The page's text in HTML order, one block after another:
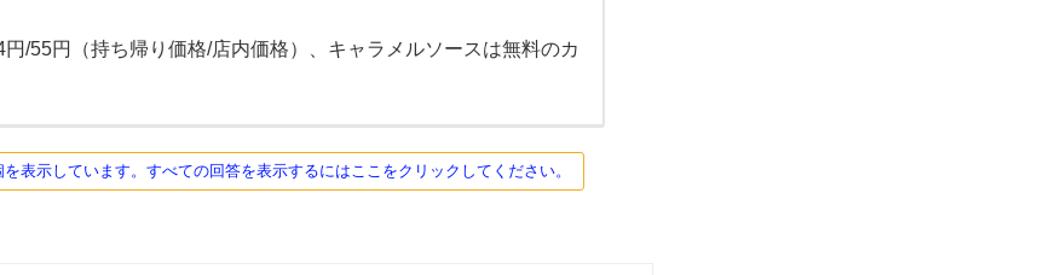
/55円（持ち帰り価格/店内価格）、キャラメルソースは無料のカ
表示しています。すべての回答を表示するにはここをクリックしてください。